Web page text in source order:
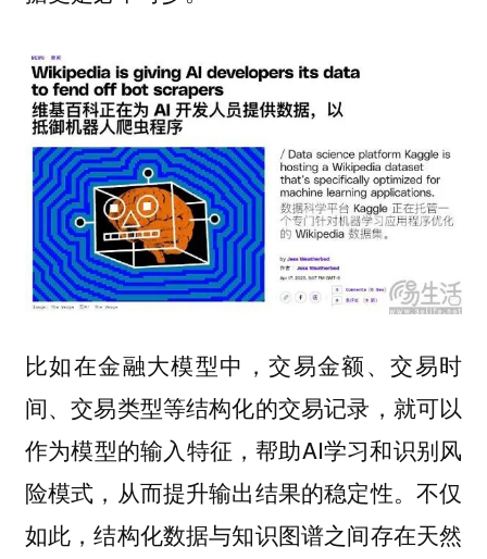
比如在金融大模型中，交易金额、交易时
间、交易类型等结构化的交易记录，就可以
作为模型的输入特征，帮助AI学习和识别风
险模式，从而提升输出结果的稳定性。不仅
如此，结构化数据与知识图谱之间存在天然